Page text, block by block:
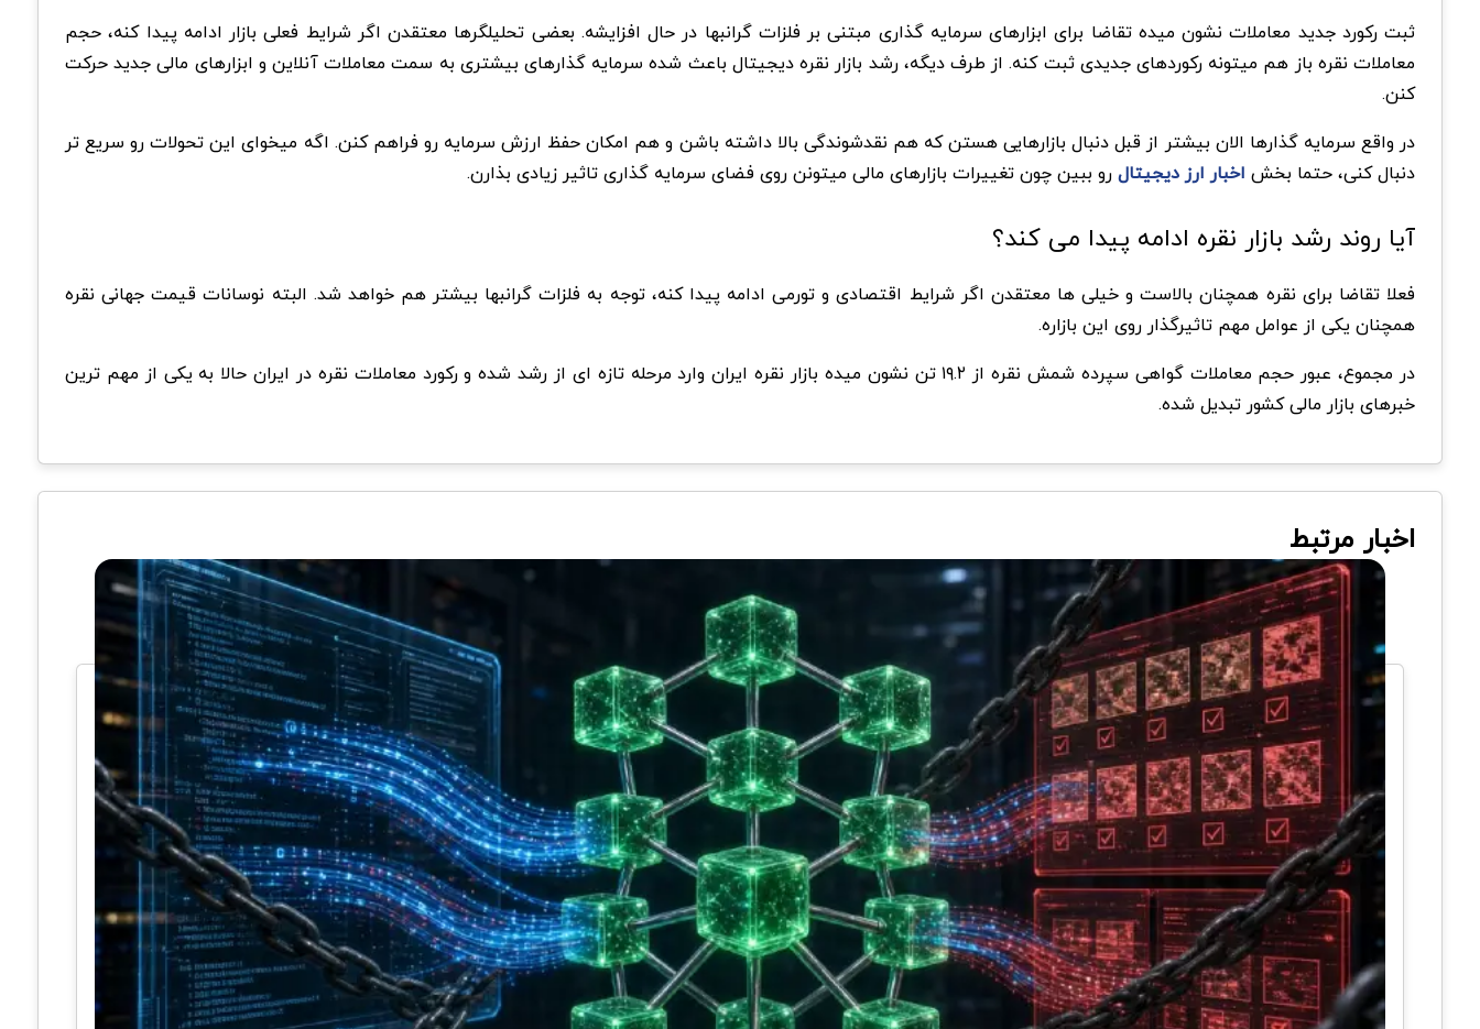
ثبت رکورد جدید معاملات نشون میده تقاضا برای ابزارهای سرمایه گذاری مبتنی بر فلزات گرانبها در حال افزایشه. بعضی تحلیلگرها معتقدن اگر شرایط فعلی بازار ادامه پیدا کنه، حجم
معاملات نقره باز هم میتونه رکوردهای جدیدی ثبت کنه. از طرف دیگه، رشد بازار نقره دیجیتال باعث شده سرمایه گذارهای بیشتری به سمت معاملات آنلاین و ابزارهای مالی جدید حرکت
کنن.
در واقع سرمایه گذارها الان بیشتر از قبل دنبال بازارهایی هستن که هم نقدشوندگی بالا داشته باشن و هم امکان حفظ ارزش سرمایه رو فراهم کنن. اگه میخوای این تحولات رو سریع تر
دنبال کنی، حتما بخش اخبار ارز دیجیتالرو ببین چون تغییرات بازارهای مالی میتونن روی فضای سرمایه گذاری تاثیر زیادی بذارن.
آیا روند رشد بازار نقره ادامه پیدا می کند؟
فعلا تقاضا برای نقره همچنان بالاست و خیلی ها معتقدن اگر شرایط اقتصادی و تورمی ادامه پیدا کنه، توجه به فلزات گرانبها بیشتر هم خواهد شد. البته نوسانات قیمت جهانی نقره
همچنان یکی از عوامل مهم تاثیرگذار روی این بازاره.
در مجموع، عبور حجم معاملات گواهی سپرده شمش نقره از ۱۹.۲ تن نشون میده بازار نقره ایران وارد مرحله تازه ای از رشد شده و رکورد معاملات نقره در ایران حالا به یکی از مهم ترین
خبرهای بازار مالی کشور تبدیل شده.
اخبار مرتبط